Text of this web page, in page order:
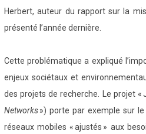
Herbert, auteur du rapport sur la
présenté l’année dernière.
Cette problématique a expliqué
enjeux sociétaux et
des projets de recherche. Le projet «
Networks») porte par exemple sur
réseaux mobiles « ajustés » aux